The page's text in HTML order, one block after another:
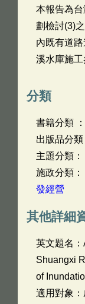
本報告為
劃檢討(3)
內既有道
溪水庫施工
分類
書籍分類
出版品分
主題分類：
施政分類：
發經營
其他詳細
英文題名：
Shuangxi
of
適用對象